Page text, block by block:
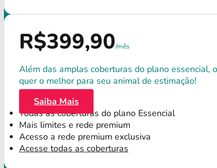
R$399,90/mês
Além das amplas coberturas do plano essencial,
quer o melhor para seu animal de estimação!
Saiba Mais
Todas as coberturas do plano Essencial
Mais limites e rede premium
Acesso a rede premium exclusiva
Acesse todas as coberturas